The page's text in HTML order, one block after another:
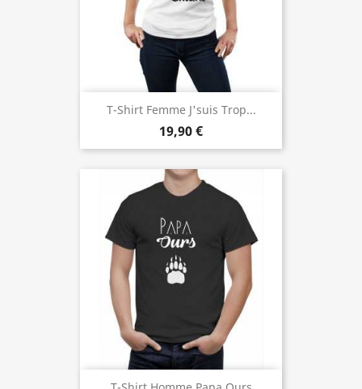
T-Shirt Femme J'suis Trop...
19,90 €